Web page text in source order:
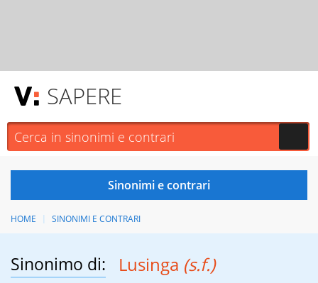
SAPERE
HOME SINONIMI E CONTRARI
Sinonimo di: Lusinga (s.f.)